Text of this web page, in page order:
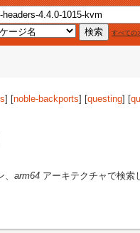
すべての
] [noble-backports] [questing] [
arm64 アーキテクチャで検索